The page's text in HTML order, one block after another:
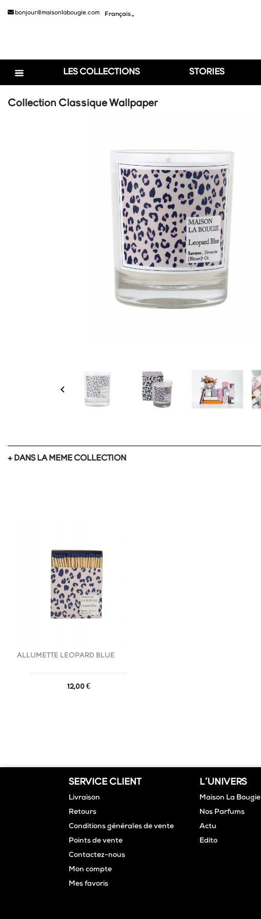
bonjour@maisonlabougie.com Français
LES COLLECTIONS STORIES
Collection Classique Wallpaper

+ DANS LA MEME COLLECTION
ALLUMETTE LEOPARD BLUE
Prix
12,00 €
SERVICE CLIENT
Livraison
Retours
Conditions générales de vente
Points de vente
Contactez-nous
Mon compte
Mes favoris
L'UNIVERS
Maison La Bougie
Nos Parfums
Actu
Edito